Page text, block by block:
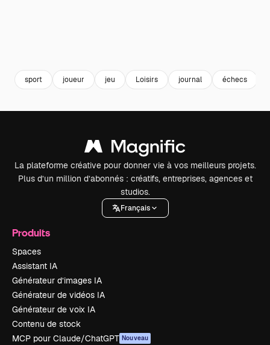
sport joueur jeu Loisirs journal échecs
La plateforme créative pour donner vie à vos meilleurs projets.
Plus d’un million d’abonnés : créatifs, entreprises, agences et
studios.
Français
Produits
Spaces
Assistant IA
Générateur d’images IA
Générateur de vidéos IA
Générateur de voix IA
Contenu de stock
MCP pour Claude/ChatGPT Nouveau